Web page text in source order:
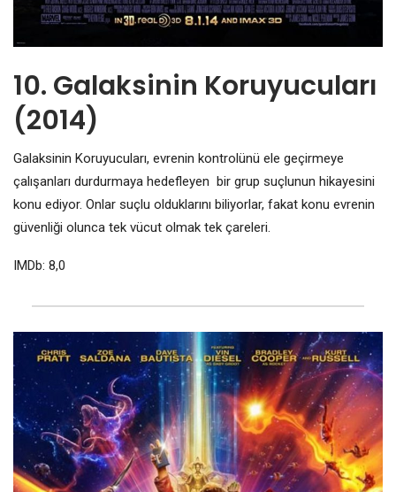
10. Galaksinin Koruyucuları
(2014)
Galaksinin Koruyucuları, evrenin kontrolünü ele geçirmeye
çalışanları durdurmaya hedefleyen bir grup suçlunun hikayesini
konu ediyor. Onlar suçlu olduklarını biliyorlar, fakat konu evrenin
güvenliği olunca tek vücut olmak tek çareleri.
IMDb: 8,0